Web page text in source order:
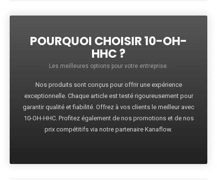
POURQUOI CHOISIR 10-OH-
HHC ?
Les meilleures options pour votre entreprise.
Nos produits sont conçus pour offrir une expérience
exceptionnelle. Chaque article est testé rigoureusement pour
garantir qualité et fiabilité. Offrez à vos clients le meilleur avec
10-OH-HHC. Profitez également de nos promotions et de nos
prix compétitifs via notre partenaire Kanaflow.